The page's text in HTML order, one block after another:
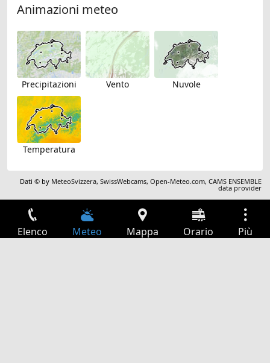
Animazioni meteo
Precipitazioni Vento Nuvole
Temperatura
Dati © by MeteoSvizzera,SwissWebcams,Open-Meteo.com,CAMS ENSEMBLE
data provider
Elenco Meteo Mappa Orario Più